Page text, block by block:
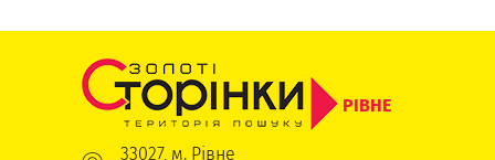
РІВНЕ
33027, м. Рівне